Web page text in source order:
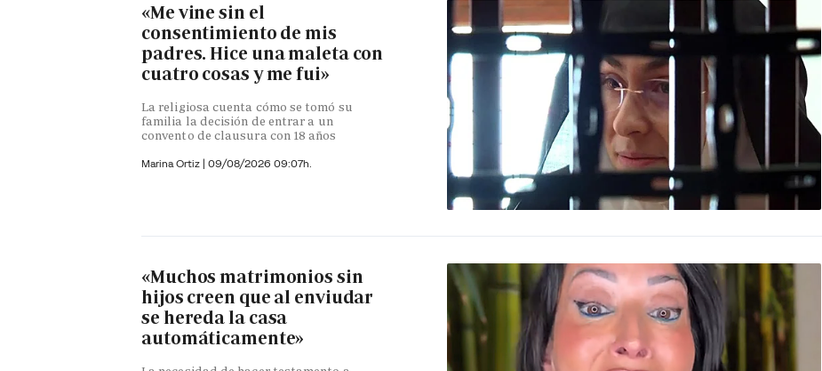
«Me vine sin el
consentimiento de mis
padres. Hice una maleta con
cuatro cosas y me fui»
La religiosa cuenta cómo se tomó su
familia la decisión de entrar a un
convento de clausura con 18 años
Marina Ortiz | 09/08/2026 09:07h.
«Muchos matrimonios sin
hijos creen que al enviudar
se hereda la casa
automáticamente»